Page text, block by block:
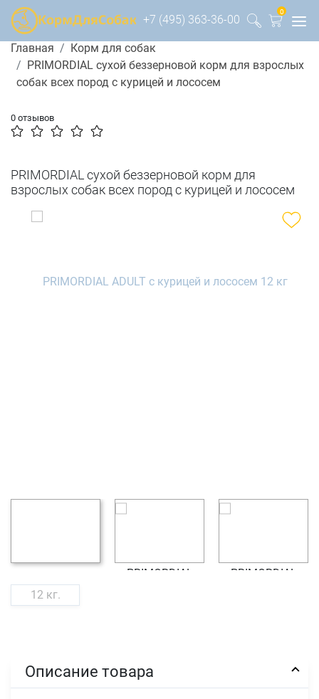
+7 (495) 363-36-00
0
Главная
Корм для собак
PRIMORDIAL сухой беззерновой корм для взрослых
собак всех пород с курицей и лососем
0 отзывов
PRIMORDIAL сухой беззерновой корм для
взрослых собак всех пород с курицей и лососем
12 кг.
Описание товара